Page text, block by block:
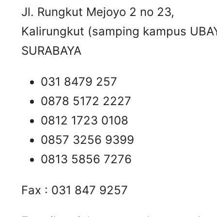
Jl. Rungkut Mejoyo 2 no 23,
Kalirungkut (samping kampus
SURABAYA
031 8479 257
0878 5172 2227
0812 1723 0108
0857 3256 9399
0813 5856 7276
Fax : 031 847 9257